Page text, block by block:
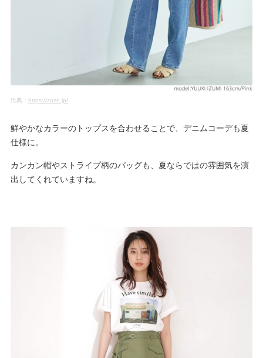
出典： https://zozo.jp/
鮮やかなカラーのトップスを合わせることで、デニムコーデも夏
仕様に。
カンカン帽やストライプ柄のバッグも、夏ならではの雰囲気を演
出してくれていますね。